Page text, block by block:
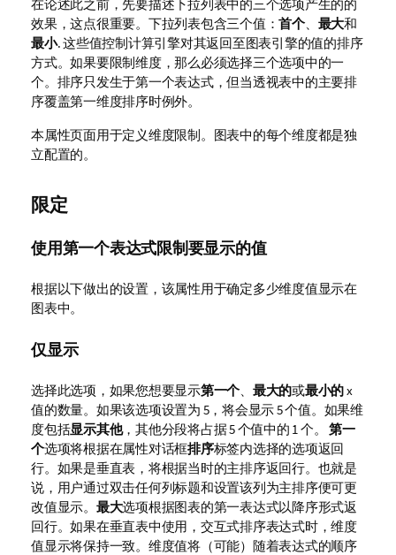
在论述此之前，先要描述下拉列表中的三个选项产生的的
效果，这点很重要。下拉列表包含三个值：首个、 最大和
最小. 这些值控制计算引擎对其返回至图表引擎的值的排序
方式。如果要限制维度，那么必须选择三个选项中的一
个。排序只发生于第一个表达式，但当透视表中的主要排
序覆盖第一维度排序时例外。
本属性页面用于定义维度限制。图表中的每个维度都是独
立配置的。
限定
使用第一个表达式限制要显示的值
根据以下做出的设置，该属性用于确定多少维度值显示在
图表中。
仅显示
选择此选项，如果您想要显示第一个、 最大的或最小的x
值的数量。如果该选项设置为 5，将会显示 5 个值。如果维
度包括显示其他，其他分段将占据 5 个值中的 1 个。 第一
个选项将根据在属性对话框排序标签内选择的选项返回
行。如果是垂直表，将根据当时的主排序返回行。也就是
说，用户通过双击任何列标题和设置该列为主排序便可更
改值显示。 最大选项根据图表的第一表达式以降序形式返
回行。如果在垂直表中使用，交互式排序表达式时，维度
值显示将保持一致。维度值将（可能）随着表达式的顺序